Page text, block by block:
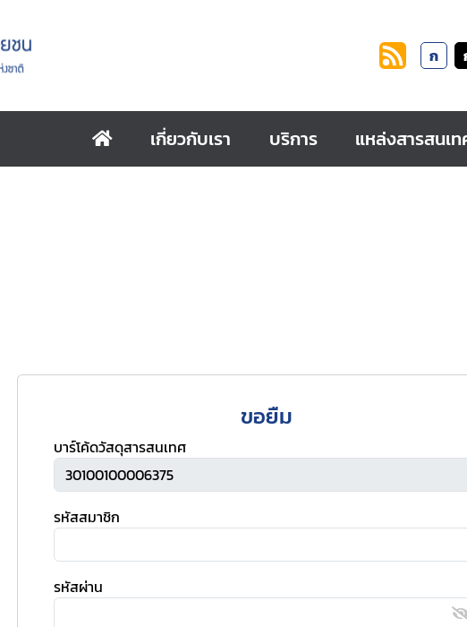
ก
เกี่ยวกับเรา บริการ แหล่งสารสนเ
ขอยืม
บาร์โค้ดวัสดุสารสนเทศ
รหัสสมาชิก
รหัสผ่าน